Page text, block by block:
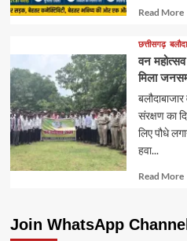
Read More
छत्तीसगढ़
वन
मिला
संरक्षण का
लिए पौधे
हवा...
Read More
Join WhatsApp Channel